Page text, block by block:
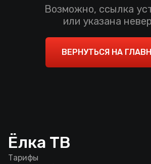
Возможно, ссылка
или указана
ВЕРНУТЬСЯ НА
Ёлка ТВ
Тарифы